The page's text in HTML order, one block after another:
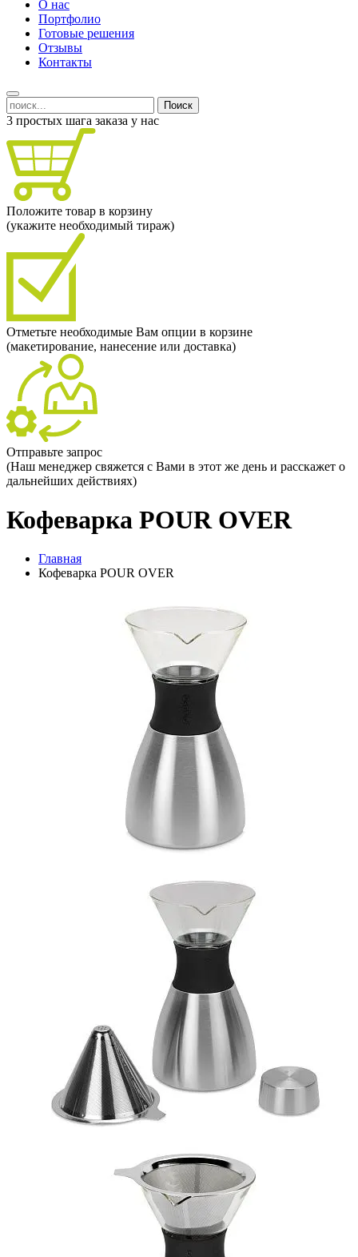
О нас
Портфолио
Готовые решения
Отзывы
Контакты
Поиск
3 простых шага заказа у нас
Положите товар в корзину
(укажите необходимый тираж)
Отметьте необходимые Вам опции в корзине
(макетирование, нанесение или доставка)
Отправьте запрос
(Наш менеджер свяжется с Вами в этот же день и расскажет о
дальнейших действиях)
Кофеварка POUR OVER
Главная
Кофеварка POUR OVER